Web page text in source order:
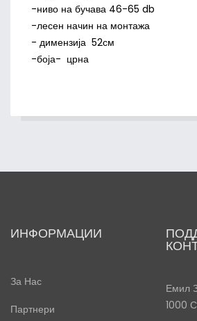
-ниво на бучава 46-65 db
-лесен начин на монтажа
- димензија 52см
-боја- црна
ИНФОРМАЦИИ
За Нас
Партнери
Емил
1000